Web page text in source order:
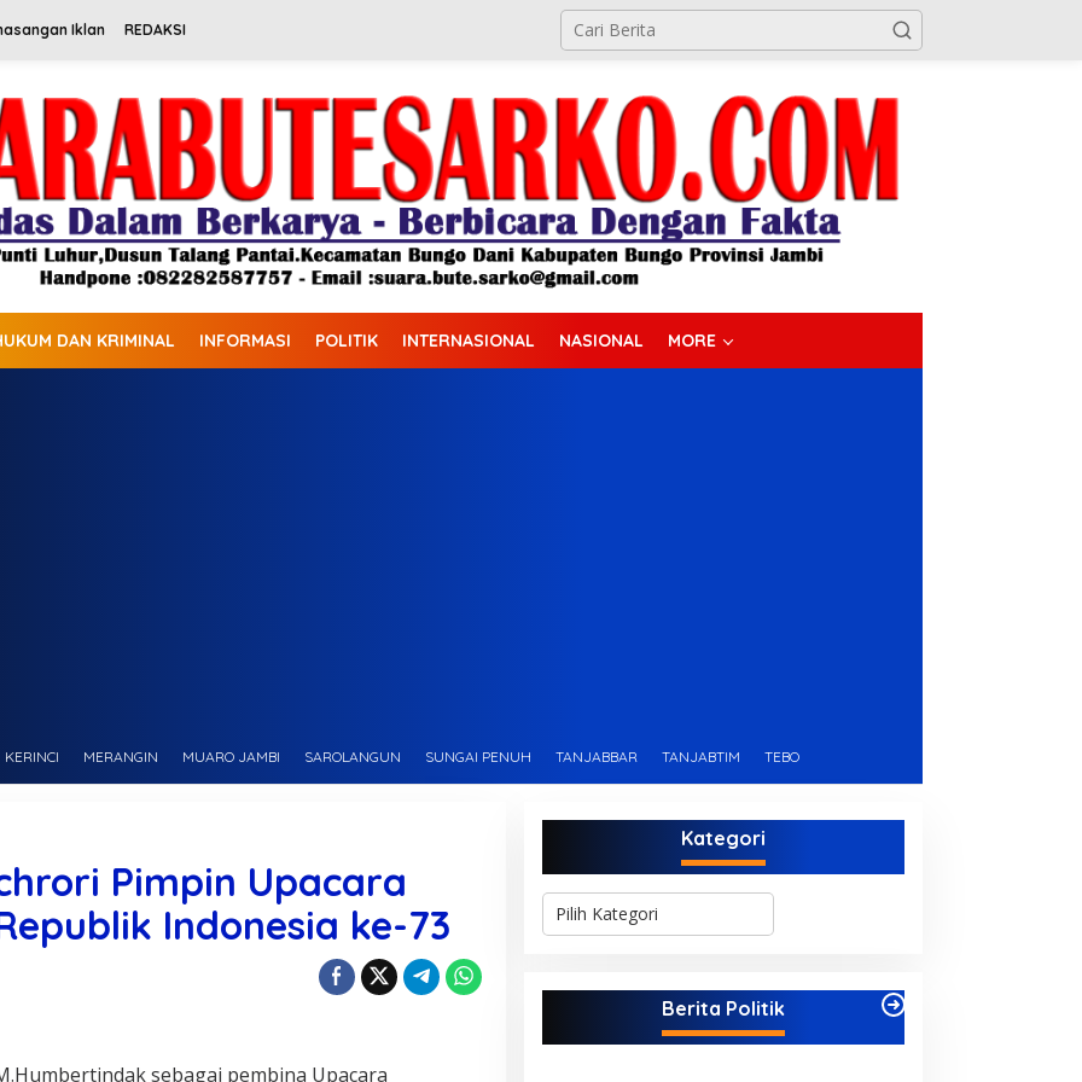
Iklan REDAKSI
DAN KRIMINAL INFORMASI POLITIK INTERNASIONAL NASIONAL MORE
KERINCI MERANGIN MUARO JAMBI SAROLANGUN SUNGAI PENUH TANJABBAR TANJABTIM TEBO
Pimpin Upacara
Indonesia ke-73
sebagai pembina Upacara
Kategori
K
g
Berita Politik